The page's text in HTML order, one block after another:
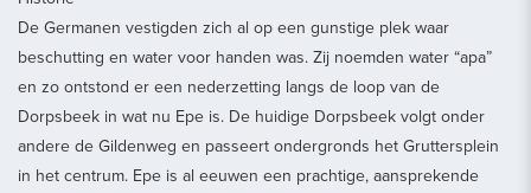
De Germanen vestigden zich al op een gunstige plek waar
beschutting en water voor handen was. Zij noemden water “apa”
en zo ontstond er een nederzetting langs de loop van de
Dorpsbeek in wat nu Epe is. De huidige Dorpsbeek volgt onder
andere de Gildenweg en passeert ondergronds het Gruttersplein
in het centrum. Epe is al eeuwen een prachtige, aansprekende